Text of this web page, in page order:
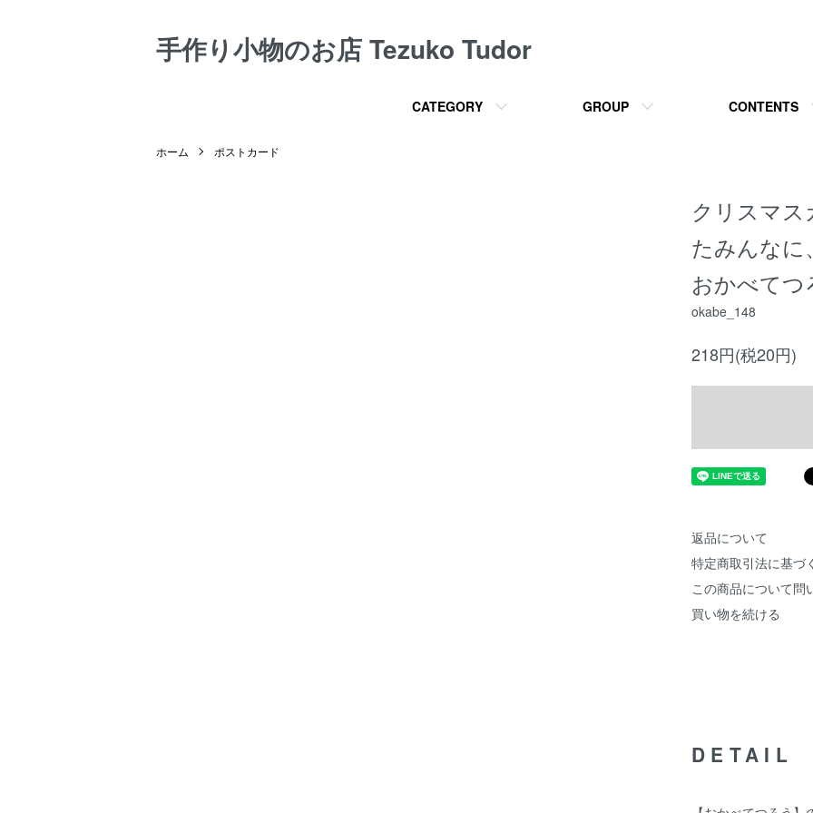
手作り小物のお店 Tezuko Tudor
CATEGORY GROUP CONTENTS
ホーム ポストカード
クリスマ
たみんなに
おかべてつ
okabe_148
218円(税20円)
返品について
特定商取引法に基づ
この商品について問
買い物を続ける
DETAIL